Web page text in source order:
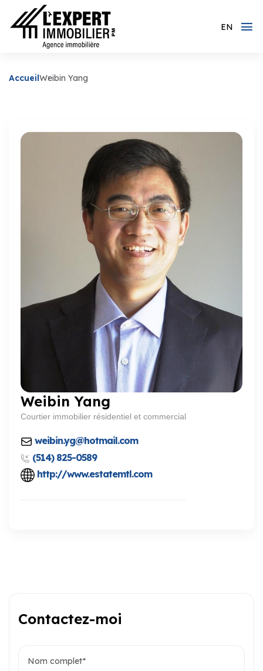
EN
AccueilWeibin Yang
Weibin Yang
Courtier immobilier résidentiel et commercial
weibin.yg@hotmail.com
(514) 825-0589
http://www.estatemtl.com
Contactez-moi